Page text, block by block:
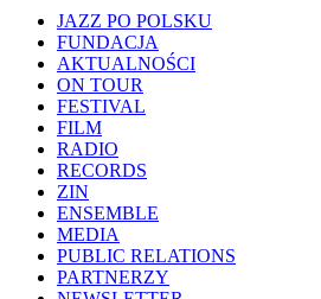
JAZZ PO POLSKU
FUNDACJA
AKTUALNOŚCI
ON TOUR
FESTIVAL
FILM
RADIO
RECORDS
ZIN
ENSEMBLE
MEDIA
PUBLIC RELATIONS
PARTNERZY